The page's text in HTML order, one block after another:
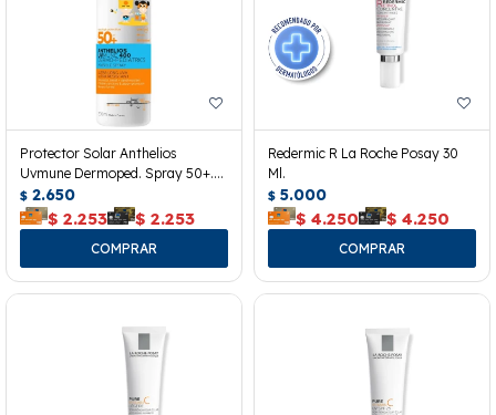
Protector Solar Anthelios
Uvmune Dermoped. Spray 50+.
200ml.
$ 2.650
$ 2.253 $ 2.253
Redermic R La Roche Posay 30
Ml.
$ 5.000
$ 4.250 $ 4.250